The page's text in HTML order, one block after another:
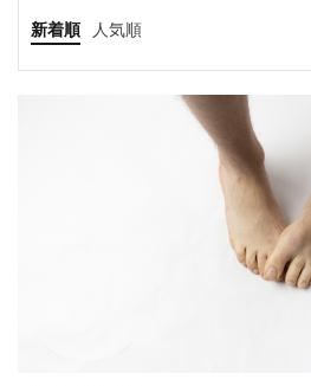
新着順 人気順